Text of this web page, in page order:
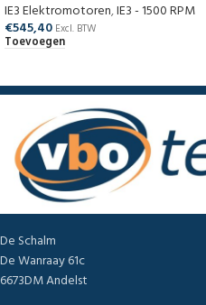
IE3 Elektromotoren,IE3 - 1500 RPM
€545,40 Excl. BTW
Toevoegen
De Schalm
De Wanraay 61c
6673DM Andelst